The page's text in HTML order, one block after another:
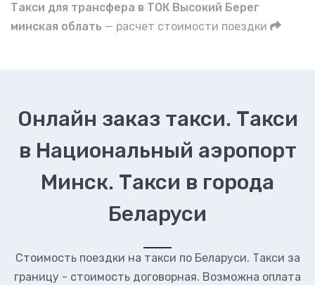
Такси для трансфера в ТОК Высокий Берег
минская облать — расчет стоимости поездки
Онлайн заказ такси. Такси
в Национальный аэропорт
Минск. Такси в города
Беларуси
Стоимость поездки на такси по Беларуси. Такси за
границу - стоимость договорная. Возможна оплата